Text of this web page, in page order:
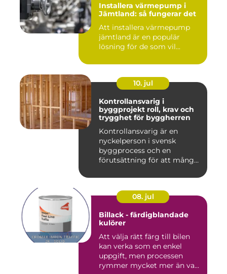
Installera värmepump i
Jämtland: så fungerar det
Att installera värmepump
jämtland är en populär
lösning för de som vil...
10. jul
Kontrollansvarig i
byggprojekt roll, krav och
trygghet för byggherren
Kontrollansvarig är en
nyckelperson i svensk
byggprocess och en
förutsättning för att många
08. jul
Billack - färdigblandade
kulörer
Att välja rätt färg till bilen
kan verka som en enkel
uppgift, men processen
rymmer mycket mer än va...